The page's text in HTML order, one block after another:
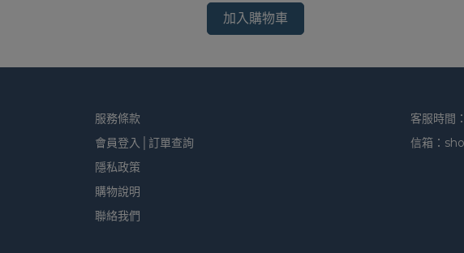
加入購物車
服務條款
會員登入│訂單查詢
隱私政策
購物說明
聯絡我們
客服時間
信箱：